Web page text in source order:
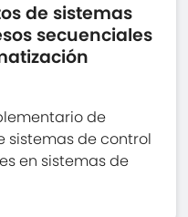
de sistemas
secuenciales
de
sistemas de control
en sistemas de